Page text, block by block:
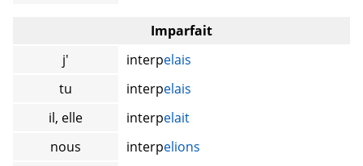
Imparfait
j'
interpelais
tu
interpelais
il, elle
interpelait
nous
interpelions